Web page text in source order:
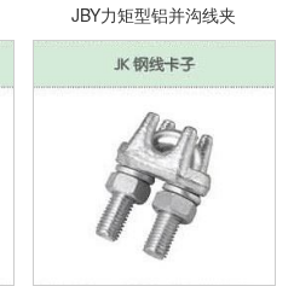
JBY力矩型铝并沟线夹